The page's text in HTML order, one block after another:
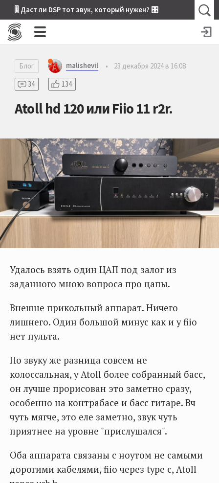
🎚 Даст ли DSP тот звук, который нужен? 🎛
Блог malishevil •
23 декабря 2024 в 16:08
34
134
Atoll hd 120 или Fiio 11 r2r.
Удалось взять один ЦАП под залог из
заданного мною вопроса про цапы.
Внешне прикольный аппарат. Ничего
лишнего. Один большой минус как и у fiio
нет пульта.
По звуку же разница совсем не
колоссальная, у Atoll более собранный басс,
он лучше прорисован это заметно сразу,
особенно на контрабасе и басс гитаре. Вч
чуть мягче, это еле заметно, звук чуть
приятнее на уровне "прислушался".
Оба аппарата связаны с ноутом не самыми
дорогими кабелями, fiio через type c, Atoll